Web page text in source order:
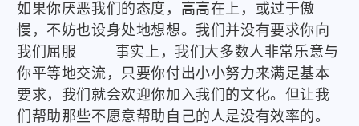
如果你厌恶我们的态度，高高在上，或过于傲
慢，不妨也设身处地想想。我们并没有要求你向
我们屈服 —— 事实上，我们大多数人非常乐意与
你平等地交流，只要你付出小小努力来满足基本
要求，我们就会欢迎你加入我们的文化。但让我
们帮助那些不愿意帮助自己的人是没有效率的。